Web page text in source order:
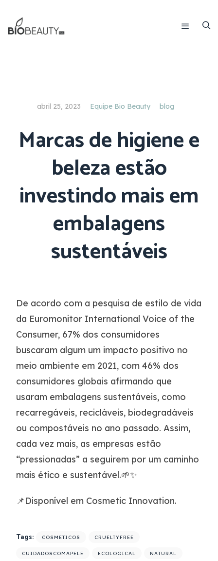
abril 25, 2023 Equipe Bio Beauty blog
Marcas de higiene e
beleza estão
investindo mais em
embalagens
sustentáveis
De acordo com a pesquisa de estilo de vida
da Euromonitor International Voice of the
Consumer, 67% dos consumidores
buscaram algum um impacto positivo no
meio ambiente em 2021, com 46% dos
consumidores globais afirmando que
usaram embalagens sustentáveis, como
recarregáveis, recicláveis, biodegradáveis ​​
ou compostáveis ​​no ano passado. Assim,
cada vez mais, as empresas estão
“pressionadas” a seguirem por um caminho
mais ético e sustentável.🌱✨
📌Disponível em Cosmetic Innovation.
Tags: COSMETICOS CRUELTYFREE
CUIDADOSCOMAPELE ECOLOGICAL NATURAL